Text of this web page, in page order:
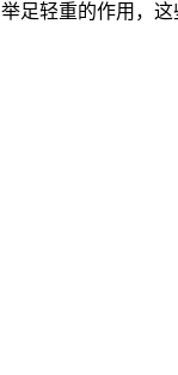
足轻重的作用，